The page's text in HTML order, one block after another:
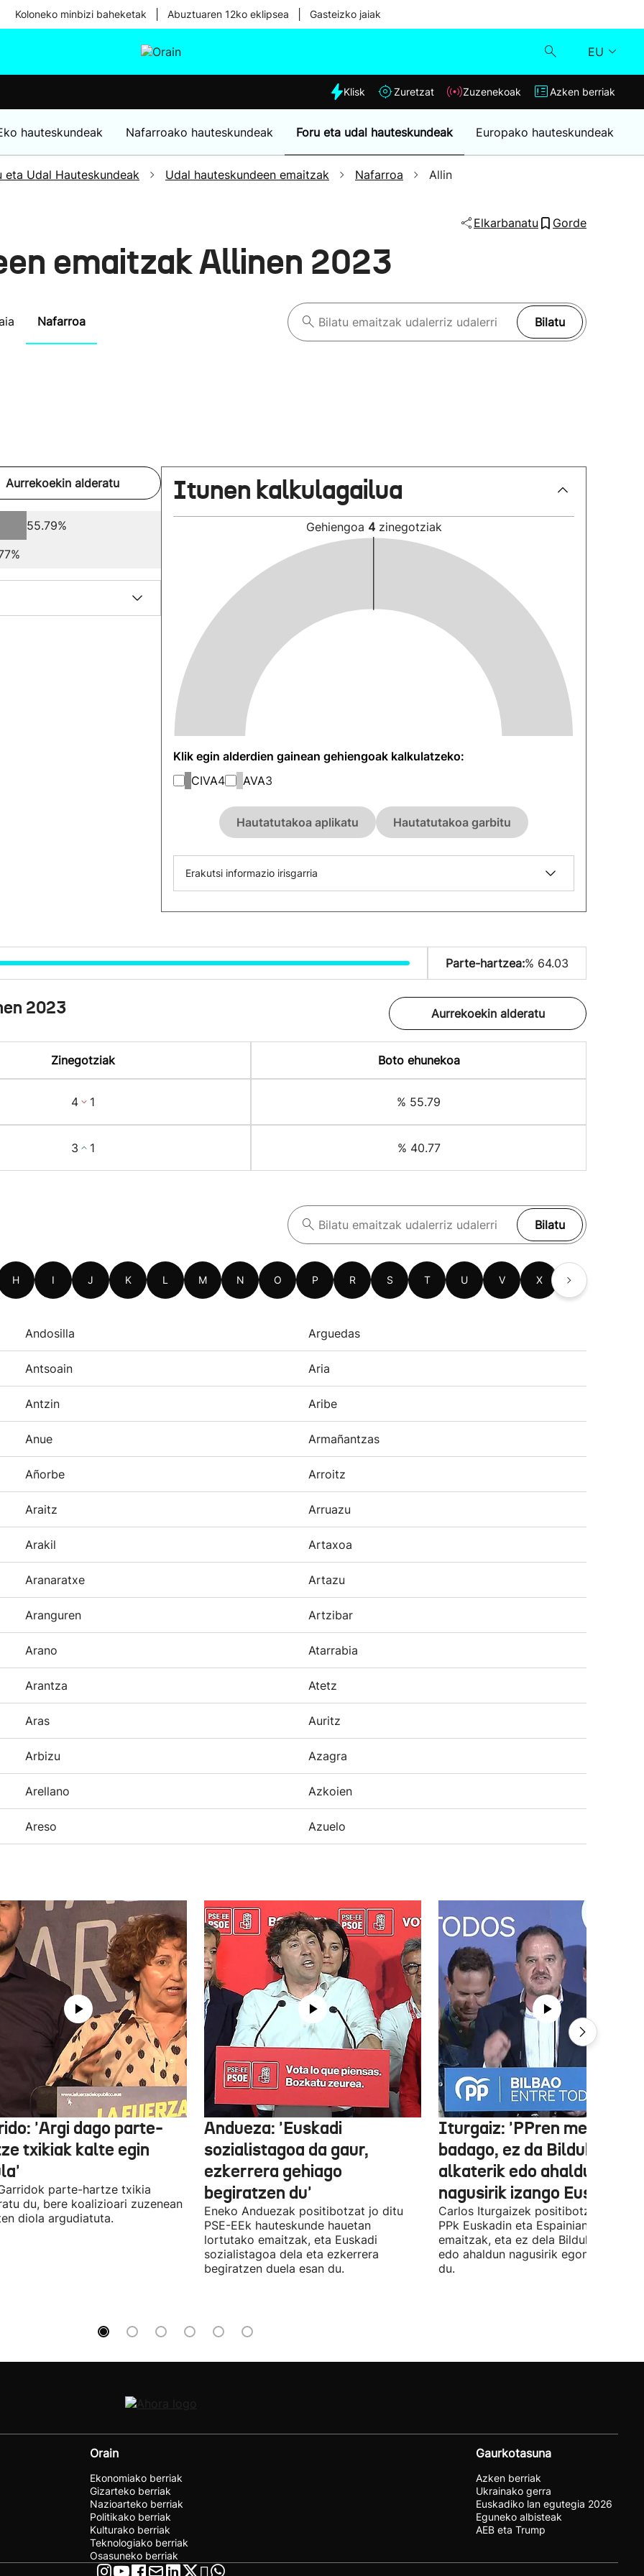
Koloneko minbizi baheketak Abuztuaren 12ko eklipsea Gasteizko jaiak
EU
Eguraldia
Klisk
Zuzenekoak
Azken berriak
Klisk Zuretzat Zuzenekoak Azken berriak
hauteskundeak Nafarroako hauteskundeak Foru eta udal hauteskundeak Europako hauteskundeak
eta Udal Hauteskundeak Udal hauteskundeen emaitzak Nafarroa Allin
Elkarbanatu Gorde
emaitzak Allinen 2023
Nafarroa Bilatu
Aurrekoekin alderatu
55.79%
Itunen kalkulagailua
Gehiengoa 4 zinegotziak
Klik egin alderdien gainean gehiengoak kalkulatzeko:
CIVA4 AVA3
Hautatutakoa aplikatu Hautatutakoa garbitu
Erakutsi informazio irisgarria
Parte-hartzea:% 64.03
2023 Aurrekoekin alderatu
Zinegotziak Boto ehunekoa
4 1 % 55.79
3 1 % 40.77
Bilatu
H I J K L M N O P R S T U V X
Andosilla Arguedas
Antsoain Aria
Antzin Aribe
Anue Armañantzas
Añorbe Arroitz
Araitz Arruazu
Arakil Artaxoa
Aranaratxe Artazu
Aranguren Artzibar
Arano Atarrabia
Arantza Atetz
Aras Auritz
Arbizu Azagra
Arellano Azkoien
Areso Azuelo
'Argi dago parte-
txikiak kalte egin
parte-hartze txikia
du, bere koalizioari zuzenean
diola argudiatuta.
Andueza: 'Euskadi
sozialistagoa da gaur,
ezkerrera gehiago
begiratzen du'
Eneko Anduezak positibotzat jo ditu
PSE-EEk hauteskunde hauetan
lortutako emaitzak, eta Euskadi
sozialistagoa dela eta ezkerrera
begiratzen duela esan du.
Iturgaiz: 'PPren menpe
badago, ez da Bilduko
alkaterik edo ahaldun
nagusirik izango Euskadin'
Carlos Iturgaizek positibotzat jo ditu
PPk Euskadin eta Espainian lortutako
emaitzak, eta ez dela Bilduko
edo ahaldun nagusirik egongo
du.
Orain
Ekonomiako berriak
Gizarteko berriak
Nazioarteko berriak
Politikako berriak
Kulturako berriak
Teknologiako berriak
Osasuneko berriak
Gaurkotasuna
Azken berriak
Ukrainako gerra
Euskadiko lan egutegia 2026
Eguneko albisteak
AEB eta Trump